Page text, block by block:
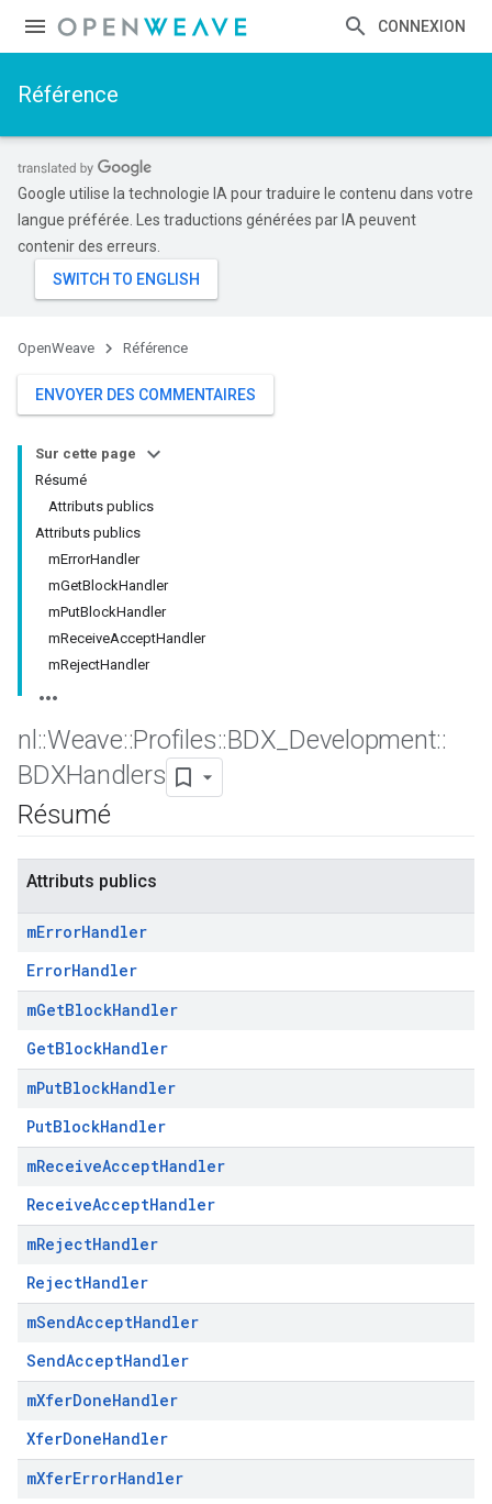
CONNEXION
Référence
Google utilise la technologie IA pour traduire le contenu dans votre
langue préférée. Les traductions générées par IA peuvent
contenir des erreurs.
OpenWeave Référence
ENVOYER DES COMMENTAIRES
Sur cette page
Résumé
Attributs publics
Attributs publics
mErrorHandler
mGetBlockHandler
mPutBlockHandler
mReceiveAcceptHandler
mRejectHandler
nl ::Weave::Profiles::BDX Development::
BDXHandlers
Résumé
Attributs publics
mErrorHandler
ErrorHandler
mGetBlockHandler
GetBlockHandler
mPutBlockHandler
PutBlockHandler
mReceiveAcceptHandler
ReceiveAcceptHandler
mRejectHandler
RejectHandler
mSendAcceptHandler
SendAcceptHandler
mXferDoneHandler
XferDoneHandler
mXferErrorHandler